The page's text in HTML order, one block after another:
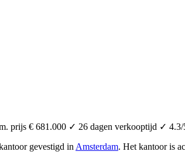
prijs € 681.000 ✓ 26 dagen verkooptijd ✓
gevestigd in Amsterdam. Het kantoor is